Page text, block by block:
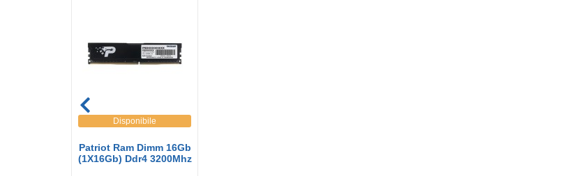
Disponibile
Patriot Ram Dimm 16Gb
(1X16Gb) Ddr4 3200Mhz